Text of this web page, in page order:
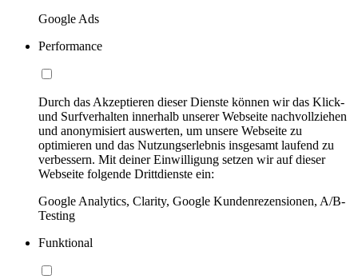
Google Ads
Performance
Durch das Akzeptieren dieser Dienste können wir das Klick-
und Surfverhalten innerhalb unserer Webseite nachvollziehen
und anonymisiert auswerten, um unsere Webseite zu
optimieren und das Nutzungserlebnis insgesamt laufend zu
verbessern. Mit deiner Einwilligung setzen wir auf dieser
Webseite folgende Drittdienste ein:
Google Analytics, Clarity, Google Kundenrezensionen, A/B-
Testing
Funktional